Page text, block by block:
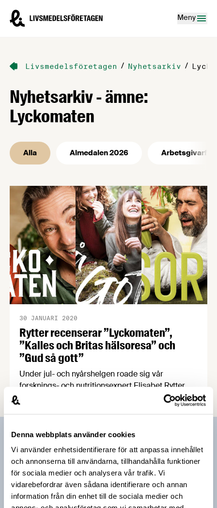
Denna webbplats använder cookies
Vi använder enhetsidentifierare för att anpassa innehållet
och annonserna till användarna, tillhandahålla funktioner
för sociala medier och analysera vår trafik. Vi
vidarebefordrar även sådana identifierare och annan
information från din enhet till de sociala medier och
Livsmedelsföretagen – till startsidan
Meny
Livsmedelsföretagen / Nyhetsarkiv /
Nyhetsarkiv - ämne:
Lyckomaten
Alla Almedalen 2026
Rytter recenserar ”Lyckomaten”,
”Kalles och Britas hälsoresa” och
”Gud så gott”
30 JANUARI 2020
Under jul- och nyårshelgen roade sig vår
forsknings- och nutritionsexpert Elisabet Rytter
med att titta på tre mat- och hälsofokuserade
program på SVT. Elisabet blev både underhållen
lämnade henne med en dålig eftersmak.
Prenumerera på vårt nyhetsbrev
Vårt nyhetsbrev kommer ut 3-4 gånger i månaden och
riktar sig till alla med ett intresse för
livsmedelsföretagande och den svenska
livsmedelsbranschen. När du anmäler dig till vårt
nyhetsbrev godkänner du Livsmedelsföretagens